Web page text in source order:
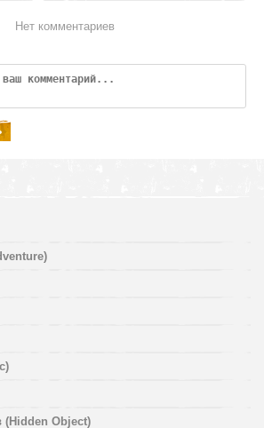
Нет комментариев
(Hidden Object)